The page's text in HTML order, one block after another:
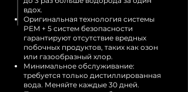
вдох.
Оригинальная технология системы
PEM + 5 систем безопасности
гарантируют отсутствие вредных
побочных продуктов, таких как озон
или газообразный хлор.
Минимальное обслуживание:
требуется только дистиллированная
вода. Меняйте каждые 30 дней.